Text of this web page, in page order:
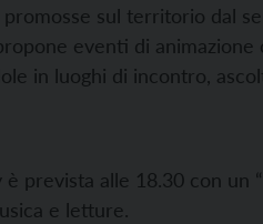
sul territorio dal
eventi di
in luoghi di incontro,
è prevista alle 18.30 con
e letture.